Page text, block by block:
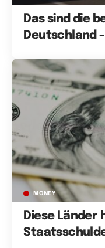
Das sind die
Deutschland
MONEY
Diese Länder